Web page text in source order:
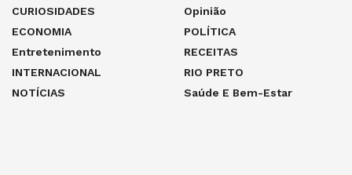
CURIOSIDADES
ECONOMIA
Entretenimento
INTERNACIONAL
NOTÍCIAS
Opinião
POLÍTICA
RECEITAS
RIO PRETO
Saúde E Bem-Estar